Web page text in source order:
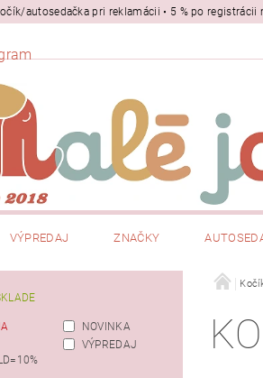
autosedačka pri reklamácii • 5 % po
VÝPREDAJ ZNAČKY
NOVINKA
VÝPREDAJ